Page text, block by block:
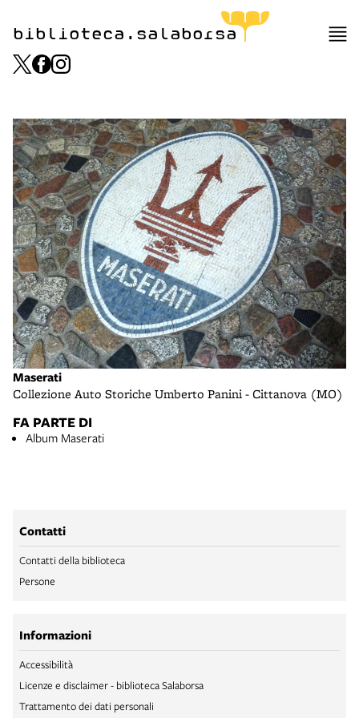
biblioteca.salaborsa
Maserati
Collezione Auto Storiche Umberto Panini - Cittanova (MO)
FA PARTE DI
Album Maserati
Contatti
Contatti della biblioteca
Persone
Informazioni
Accessibilità
Licenze e disclaimer - biblioteca Salaborsa
Trattamento dei dati personali